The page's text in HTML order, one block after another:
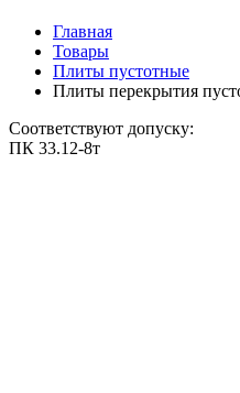
Главная
Товары
Плиты пустотные
Плиты перекрытия
Соответствуют допуску:
ПК 33.12-8т